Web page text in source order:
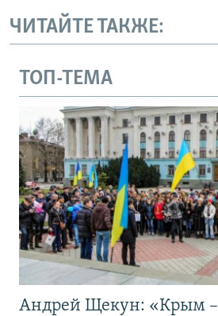
ЧИТАЙТЕ ТАКЖЕ:
ТОП-ТЕМА
Андрей Щекун: «Крым –